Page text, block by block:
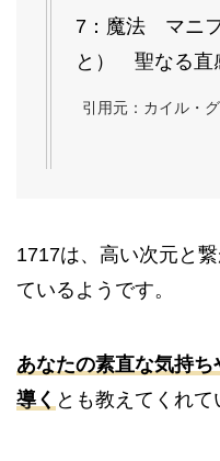
7：魔法 マニ
と） 聖なる直
引用元：カイル・
1717は、高い次元と
ているようです。
あなたの素直な気持
導く とも教えてくれて